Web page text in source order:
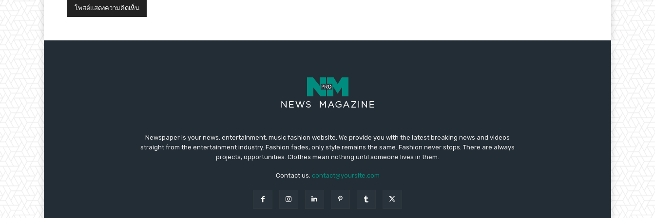
Newspaper is your news, entertainment, music fashion website. We provide you with the latest breaking news and videos
straight from the entertainment industry. Fashion fades, only style remains the same. Fashion never stops. There are always
projects, opportunities. Clothes mean nothing until someone lives in them.
Contact us: contact@yoursite.com